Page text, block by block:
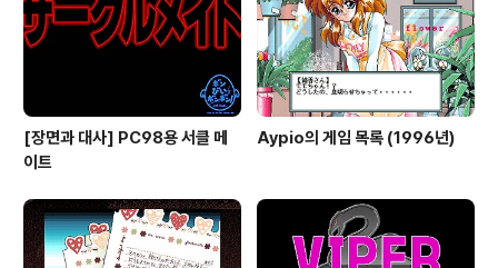
[장면과 대사] PC98용 서클 메
이트
Aypio의 게임 목록 (1996년)